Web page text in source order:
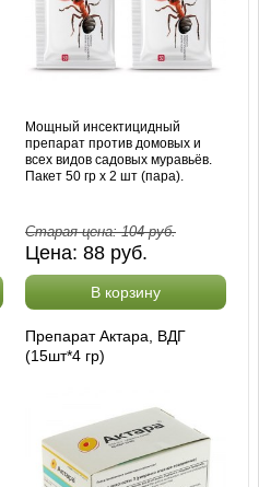
Мощный инсектицидный
препарат против домовых и
всех видов садовых муравьёв.
Пакет 50 гр х 2 шт (пара).
Старая цена:104руб.
Цена: 88 руб.
В корзину
Препарат Актара, ВДГ
(15шт*4 гр)